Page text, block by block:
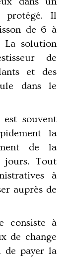
protégé. Il
de 6 à
La solution
de
et des
dans le
souvent
la
de la
jours. Tout
à
auprès de
consiste à
de change
de payer la